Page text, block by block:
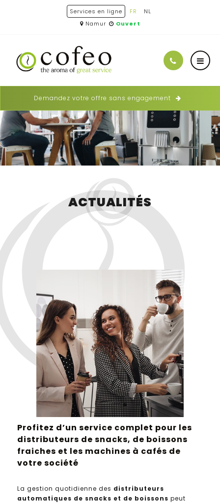
Services en ligne FR
NL
Namur
Ouvert
Demandez votre offre sans engagement
ACTUALITÉS
Profitez d’un service complet pour les
distributeurs de snacks, de boissons
fraiches et les machines à cafés de
votre société
La gestion quotidienne des distributeurs
automatiques de snacks et de boissons peut